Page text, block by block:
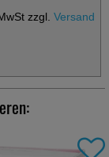
zzgl.Versand